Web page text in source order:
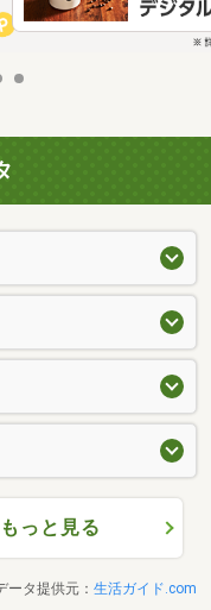
っと見る
ータ提供元： 生活ガイド.com